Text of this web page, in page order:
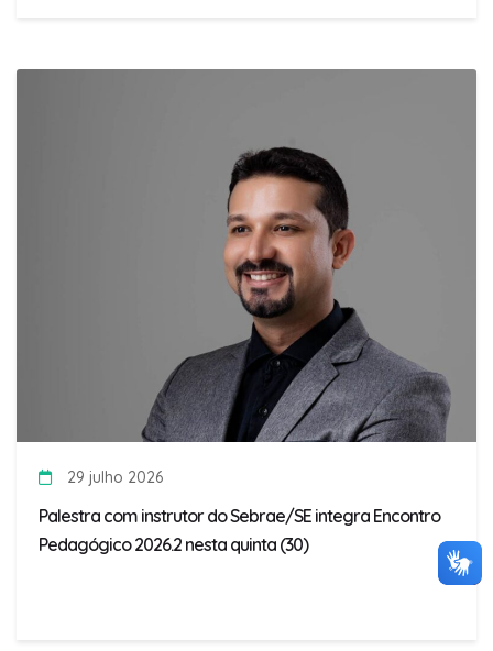
29 julho 2026
Palestra com instrutor do Sebrae/SE integra Encontro
Pedagógico 2026.2 nesta quinta (30)